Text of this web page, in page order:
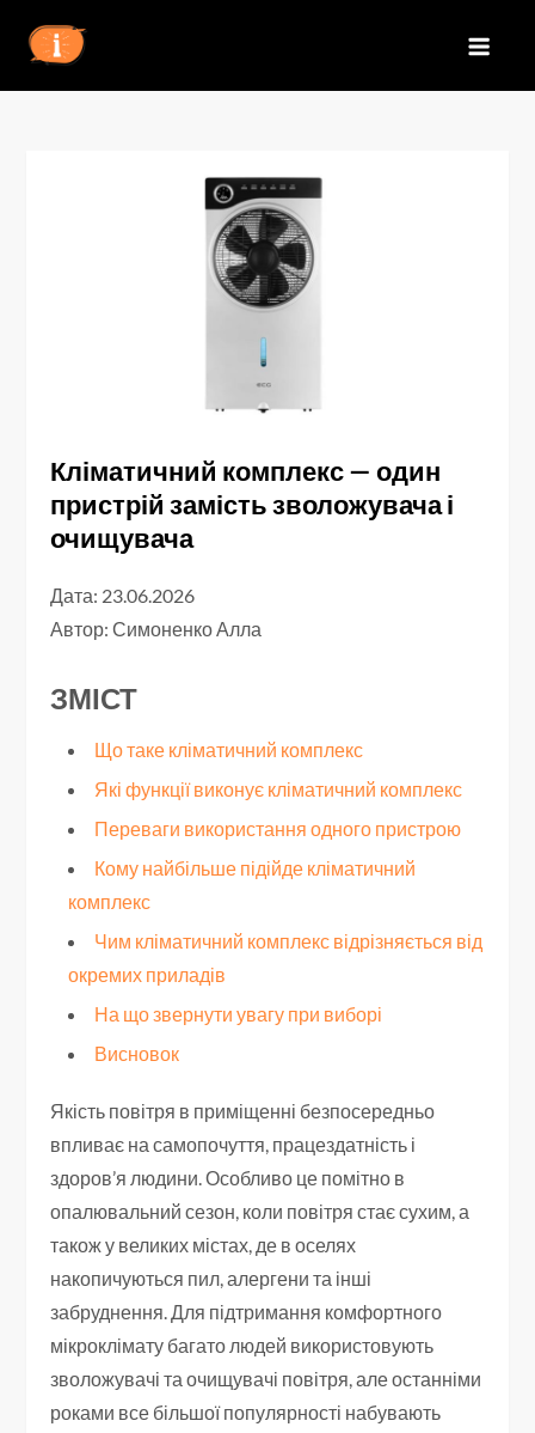
Кліматичний комплекс — один
пристрій замість зволожувача і
очищувача
Дата: 23.06.2026
Автор:Симоненко Алла
ЗМІСТ
Що таке кліматичний комплекс
Які функції виконує кліматичний комплекс
Переваги використання одного пристрою
Кому найбільше підійде кліматичний
комплекс
Чим кліматичний комплекс відрізняється від
окремих приладів
На що звернути увагу при виборі
Висновок
Якість повітря в приміщенні безпосередньо
впливає на самопочуття, працездатність і
здоров’я людини. Особливо це помітно в
опалювальний сезон, коли повітря стає сухим, а
також у великих містах, де в оселях
накопичуються пил, алергени та інші
забруднення. Для підтримання комфортного
мікроклімату багато людей використовують
зволожувачі та очищувачі повітря, але останніми
роками все більшої популярності набувають